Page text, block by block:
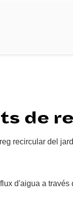
de
recircular del
d'aigua a través